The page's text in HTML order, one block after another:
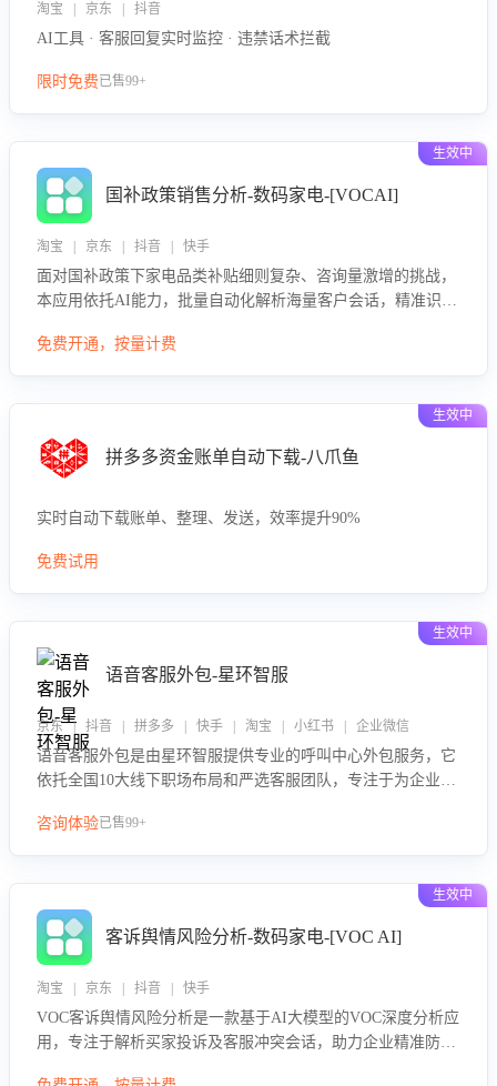
淘宝 | 京东 | 抖音
AI工具 · 客服回复实时监控 · 违禁话术拦截
限时免费已售99+
生效中
国补政策销售分析-数码家电-[VOCAI]
淘宝 | 京东 | 抖音 | 快手
面对国补政策下家电品类补贴细则复杂、咨询量激增的挑战，
本应用依托AI能力，批量自动化解析海量客户会话，精准识别
向，深度洞察决策动因。同时全面评估客服团队政策解读准确
免费开通，按量计费
生效中
拼多多资金账单自动下载-八爪鱼
实时自动下载账单、整理、发送，效率提升90%
免费试用
生效中
语音客服外包-星环智服
京东 | 抖音 | 拼多多 | 快手 | 淘宝 | 小红书 | 企业微信
语音客服外包是由星环智服提供专业的呼叫中心外包服务，它
依托全国10大线下职场布局和严选客服团队，专注于为企业提
队和智能工具提升语音客服服务效率和质量，帮助企业实现降
咨询体验已售99+
生效中
客诉舆情风险分析-数码家电-[VOC AI]
淘宝 | 京东 | 抖音 | 快手
VOC客诉舆情风险分析是一款基于AI大模型的VOC深度分析应
用，专注于解析买家投诉及客服冲突会话，助力企业精准防控